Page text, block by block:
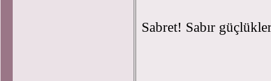
Sabret! Sabır